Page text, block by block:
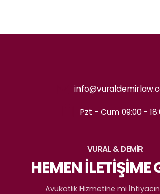
Pzt - Cum 09:00 -
VURAL & DEMİR
HEMEN İLETİŞİME
Avukatlık Hizmetine mi